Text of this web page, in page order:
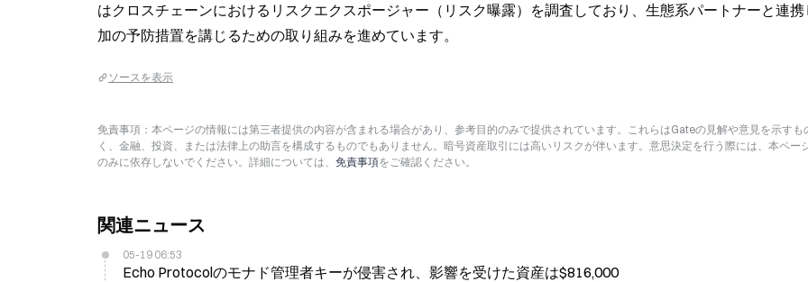
はクロスチェーンにおけるリスクエクスポージャー（リスク曝露）を調査しており、生態系パートナーと連
加の予防措置を講じるための取り組みを進めています。
ソースを表示
免責事項：本ページの情報には第三者提供の内容が含まれる場合があり、参考目的のみで提供されています。これらはGateの見解や意見を示すも
く、金融、投資、または法律上の助言を構成するものでもありません。暗号資産取引には高いリスクが伴います。意思決定を行う際には、本ペー
のみに依存しないでください。詳細については、 免責事項をご確認ください。
関連ニュース
05-19 06:53
Echo Protocolのモナド管理者キーが侵害され、影響を受けた資産は$816,000